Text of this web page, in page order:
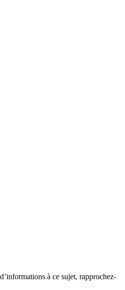
à ce sujet, rapprochez-